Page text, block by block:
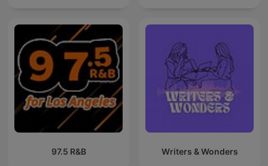
97.5 R&B Writers & Wonders